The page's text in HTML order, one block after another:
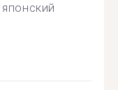
японский